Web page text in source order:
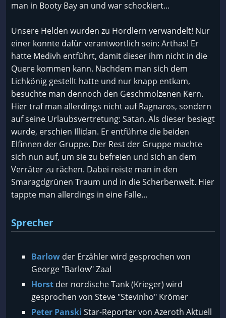
man in Booty Bay an und war schockiert...
Unsere Helden wurden zu Hordlern verwandelt! Nur
einer konnte dafür verantwortlich sein: Arthas! Er
hatte Medivh entführt, damit dieser ihm nicht in die
Quere kommen kann. Nachdem man sich dem
Lichkönig gestellt hatte und nur knapp entkam,
besuchte man dennoch den Geschmolzenen Kern.
Hier traf man allerdings nicht auf Ragnaros, sondern
auf seine Urlaubsvertretung: Satan. Als dieser besiegt
wurde, erschien Illidan. Er entführte die beiden
Elfinnen der Gruppe. Der Rest der Gruppe machte
sich nun auf, um sie zu befreien und sich an dem
Verräter zu rächen. Dabei reiste man in den
Smaragdgrünen Traum und in die Scherbenwelt. Hier
tappte man allerdings in eine Falle...
Sprecher
Barlow der Erzähler wird gesprochen von
George "Barlow" Zaal
Horst der nordische Tank (Krieger) wird
gesprochen von Steve "Stevinho" Krömer
Peter Panski Star-Reporter von Azeroth Aktuell